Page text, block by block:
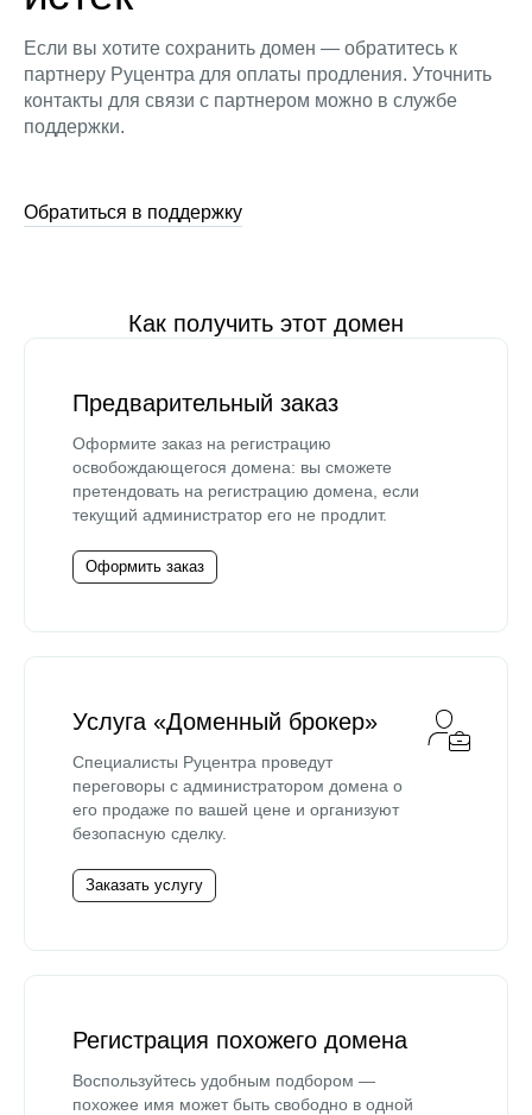
Если вы хотите сохранить домен — обратитесь к
партнеру Руцентра для оплаты продления. Уточнить
контакты для связи с партнером можно в службе
поддержки.
Обратиться в поддержку
Как получить этот домен
Предварительный заказ
Оформите заказ на регистрацию
освобождающегося домена: вы сможете
претендовать на регистрацию домена, если
текущий администратор его не продлит.
Оформить заказ
Услуга «Доменный брокер»
Специалисты Руцентра проведут
переговоры с администратором домена о
его продаже по вашей цене и организуют
безопасную сделку.
Заказать услугу
Регистрация похожего домена
Воспользуйтесь удобным подбором —
похожее имя может быть свободно в одной